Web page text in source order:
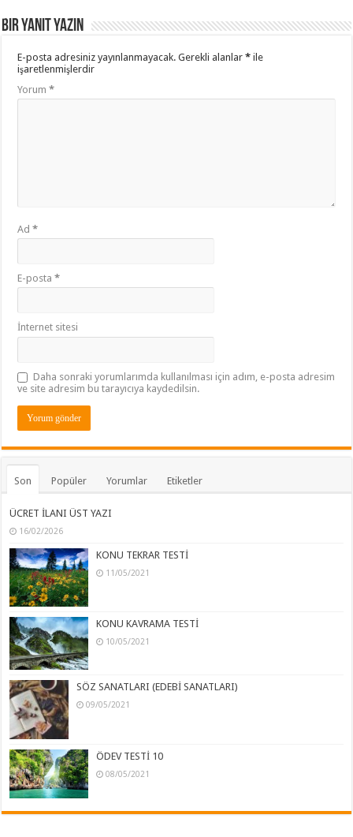
Bir yanıt yazın
E-posta adresiniz yayınlanmayacak. Gerekli alanlar* ile
işaretlenmişlerdir
Yorum*
Ad*
E-posta*
İnternet sitesi
Daha sonraki yorumlarımda kullanılması için adım, e-posta adresim
ve site adresim bu tarayıcıya kaydedilsin.
Son Popüler Yorumlar Etiketler
ÜCRET İLANI ÜST YAZI
16/02/2026
KONU TEKRAR TESTİ
11/05/2021
KONU KAVRAMA TESTİ
10/05/2021
SÖZ SANATLARI (EDEBİ SANATLARI)
09/05/2021
ÖDEV TESTİ 10
08/05/2021